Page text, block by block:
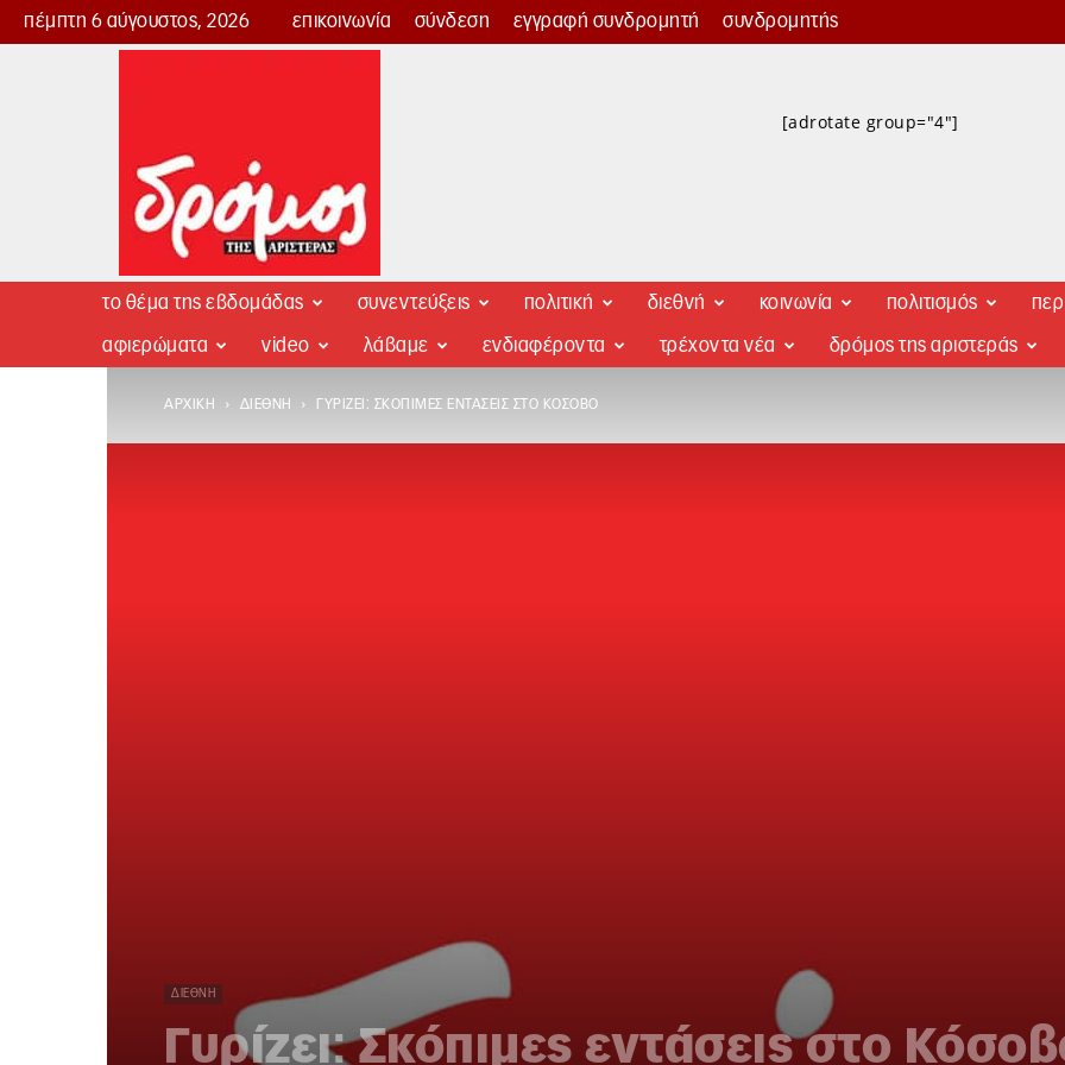
πέμπτη 6 αύγουστος, 2026 επικοινωνία σύνδεση εγγραφή συνδρομητή συνδρομητής
Δρόμος
[adrotate group="4"]
το θέμα της εβδομάδας συνεντεύξεις πολιτική διεθνή κοινωνία πολιτισμός
αφιερώματα video λάβαμε ενδιαφέροντα τρέχοντα νέα δρόμος της αριστεράς
ΑΡΧΙΚΉ ΔΙΕΘΝΉ ΓΥΡΊΖΕΙ: ΣΚΌΠΙΜΕΣ ΕΝΤΆΣΕΙΣ ΣΤΟ ΚΌΣΟΒΟ
ΔΙΕΘΝΉ
Γυρίζει: Σκόπιμες εντάσεις στο